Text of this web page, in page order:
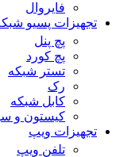
فایروال
تجهیزات پسیو
پچ پنل
پچ کورد
تستر شبکه
رک
کابل شبکه
کیستون و
تجهیزات ویپ
تلفن ویپ